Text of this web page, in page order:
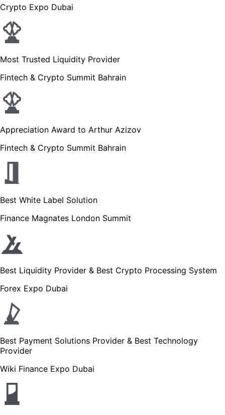
Crypto Expo Dubai
Most Trusted Liquidity Provider
Fintech & Crypto Summit Bahrain
Appreciation Award to Arthur Azizov
Fintech & Crypto Summit Bahrain
Best White Label Solution
Finance Magnates London Summit
Best Liquidity Provider & Best Crypto Processing System
Forex Expo Dubai
Best Payment Solutions Provider & Best Technology
Provider
Wiki Finance Expo Dubai